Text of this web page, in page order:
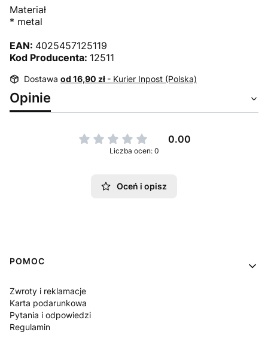
Materiał
* metal
EAN: 4025457125119
Kod Producenta: 12511
Dostawa od 16,90 zł - Kurier Inpost (Polska)
Opinie
0.00
Liczba ocen: 0
Oceń i opisz
Linki w stopce
POMOC
Zwroty i reklamacje
Karta podarunkowa
Pytania i odpowiedzi
Regulamin